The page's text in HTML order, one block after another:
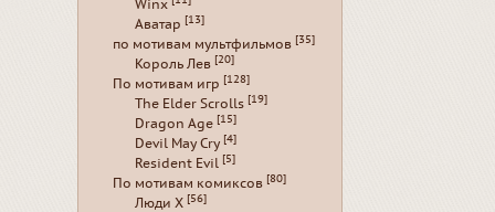
Winx
Аватар [13]
по мотивам мультфильмов [35]
Король Лев [20]
По мотивам игр [128]
The Elder Scrolls [19]
Dragon Age [15]
Devil May Cry [4]
Resident Evil [5]
По мотивам комиксов [80]
Люди Х [56]